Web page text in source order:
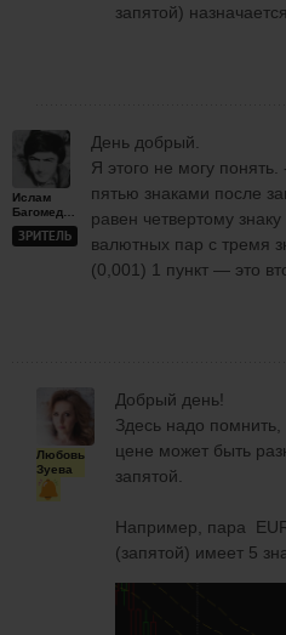
запятой)
Ислам
ЗРИТЕЛЬ
День добрый.
Я этого не могу
пятью знаками после
равен четвертому
валютных пар с тремя
(0,001) 1 пункт — это
Любовь
Зуева
Добрый день!
Здесь надо
цене может быть
запятой.
Например, пара
(запятой) имеет 5